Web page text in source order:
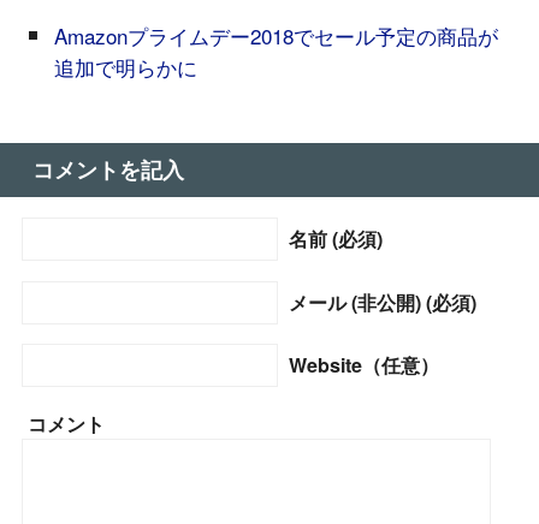
Amazonプライムデー2018でセール予定の商品が
追加で明らかに
コメントを記入
名前 (必須)
メール (非公開) (必須)
Website（任意）
コメント